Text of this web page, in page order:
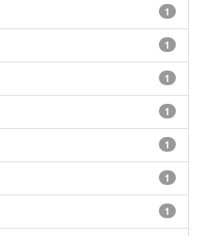
1
1
1
1
1
1
1